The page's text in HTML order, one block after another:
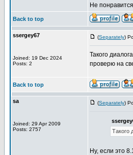
Не
Back to top
ssergey67
Joined: 19 Dec 2024
Posts: 2
(Separately)
Такого
проверю на
Back to top
sa
Joined: 29 Apr 2009
Posts: 2757
(Separately)
Такого
Ну, если это